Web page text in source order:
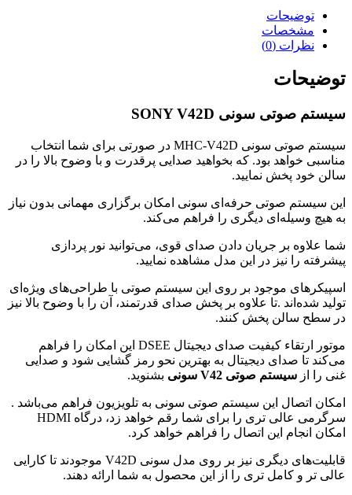
توضیحات
مشخصات
نظرات (0)
توضیحات
سیستم صوتی سونی SONY V42D
سیستم صوتی سونی MHC-V42D در صورتی برای شما انتخاب
مناسبی خواهد بود. که بخواهید صدایی پرقدرت و با وضوح بالا را در
سالن خود پخش نمایید.
این سیستم صوتی حرفه‌ای سونی امکان برگزاری مهمانی بدون نیاز
به هیچ وسیله‌ای دیگری را فراهم می‌کند.
شما علاوه بر جریان دادن صدای قوی، می‌توانید نور پردازی
پیشرفته را نیز در این مدل مشاهده نمایید.
اسپیکرهای موجود بر روی این سیستم صوتی با طراحی‌های ویژه‌ای
تولید شده‌اند .تا علاوه بر پخش صدای قدرتمند، آن را با وضوح بالا نیز
در سطح سالن پخش کنند.
موتور ارتقاء کیفیت صدای دیجیتال DSEE این امکان را فراهم
می‌کند تا صدای دیجیتال به بهترین نحو رمز گشایی شود و صدایی
غنی را از سیستم صوتی V42 سونی بشنوید.
امکان اتصال این سیستم صوتی سونی به تلویزیون فراهم می‌باشد .
سرگرمی عالی تری را برای شما رقم خواهد زد، درگاه HDMI
امکان انجام این اتصال را فراهم خواهد کرد.
قابلیت‌های دیگری نیز بر روی مدل سونی V42D موجودند تا کارایی
عالی تر و کامل تری را از این محصول به شما ارائه دهند.